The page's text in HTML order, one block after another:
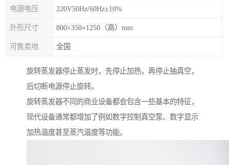
电源电压 220V50Hz/60Hz±10%
外形尺寸 800×350×1250（高）mm
可售卖地 全国
旋转蒸发器停止蒸发时，先停止加热，再停止抽真空，
后切断电源停止旋转。
旋转蒸发器不同的商业设备都会包含一些基本的特征，
现代设备通常都增加了例如数字控制真空泵、数字显示
加热温度甚至蒸汽温度等功能。